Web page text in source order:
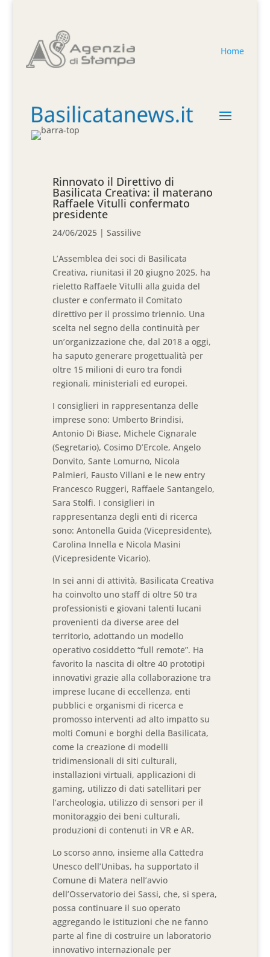
Home
Rinnovato il Direttivo di
Basilicata Creativa: il materano
Raffaele Vitulli confermato
presidente
24/06/2025 |Sassilive
L’Assemblea dei soci di Basilicata
Creativa, riunitasi il 20 giugno 2025, ha
rieletto Raffaele Vitulli alla guida del
cluster e confermato il Comitato
direttivo per il prossimo triennio. Una
scelta nel segno della continuità per
un’organizzazione che, dal 2018 a oggi,
ha saputo generare progettualità per
oltre 15 milioni di euro tra fondi
regionali, ministeriali ed europei.
I consiglieri in rappresentanza delle
imprese sono: Umberto Brindisi,
Antonio Di Biase, Michele Cignarale
(Segretario), Cosimo D’Ercole, Angelo
Donvito, Sante Lomurno, Nicola
Palmieri, Fausto Villani e le new entry
Francesco Ruggeri, Raffaele Santangelo,
Sara Stolfi. I consiglieri in
rappresentanza degli enti di ricerca
sono: Antonella Guida (Vicepresidente),
Carolina Innella e Nicola Masini
(Vicepresidente Vicario).
In sei anni di attività, Basilicata Creativa
ha coinvolto uno staff di oltre 50 tra
professionisti e giovani talenti lucani
provenienti da diverse aree del
territorio, adottando un modello
operativo cosiddetto “full remote”. Ha
favorito la nascita di oltre 40 prototipi
innovativi grazie alla collaborazione tra
imprese lucane di eccellenza, enti
pubblici e organismi di ricerca e
promosso interventi ad alto impatto su
molti Comuni e borghi della Basilicata,
come la creazione di modelli
tridimensionali di siti culturali,
installazioni virtuali, applicazioni di
gaming, utilizzo di dati satellitari per
l’archeologia, utilizzo di sensori per il
monitoraggio dei beni culturali,
produzioni di contenuti in VR e AR.
Lo scorso anno, insieme alla Cattedra
Unesco dell’Unibas, ha supportato il
Comune di Matera nell’avvio
dell’Osservatorio dei Sassi, che, si spera,
possa continuare il suo operato
aggregando le istituzioni che ne fanno
parte al fine di costruire un laboratorio
innovativo internazionale per